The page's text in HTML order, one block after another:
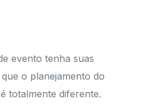
evento tenha suas
o planejamento do
totalmente diferente.